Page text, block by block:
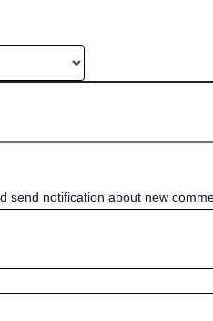
send notification about new